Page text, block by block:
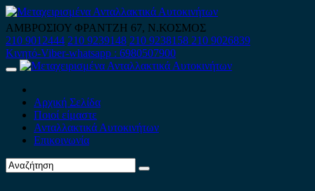
Skip
to
content
ΑΜΒΡΟΣΙΟΥ ΦΡΑΝΤΖΗ 67, Ν.ΚΟΣΜΟΣ
210 9012444 210 9239148 210 9238158 210 9026839
Κινητό-Viber-whatsapp : 6980507900
Primary
Αρχική Σελίδα
Ποιοί είμαστε
Ανταλλακτικά Αυτοκινήτων
Επικοινωνία